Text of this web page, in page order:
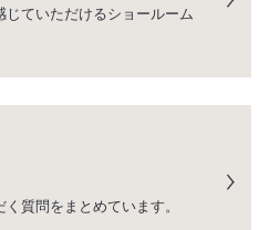
ていただけるショールーム
質問をまとめています。